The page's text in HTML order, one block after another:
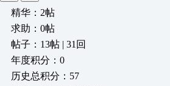
精华：2帖
求助：0帖
帖子：13帖 | 31回
年度积分：0
历史总积分：57